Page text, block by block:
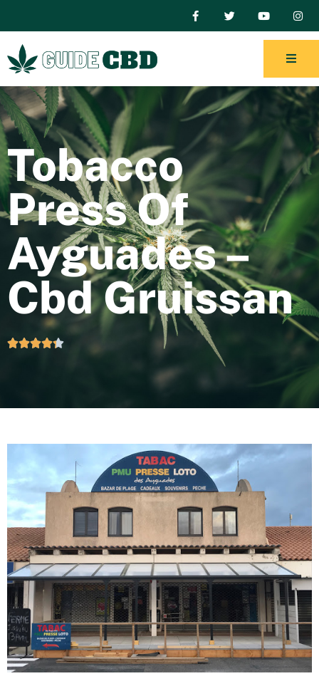
Tobacco
Press Of
Ayguades –
Cbd Gruissan
